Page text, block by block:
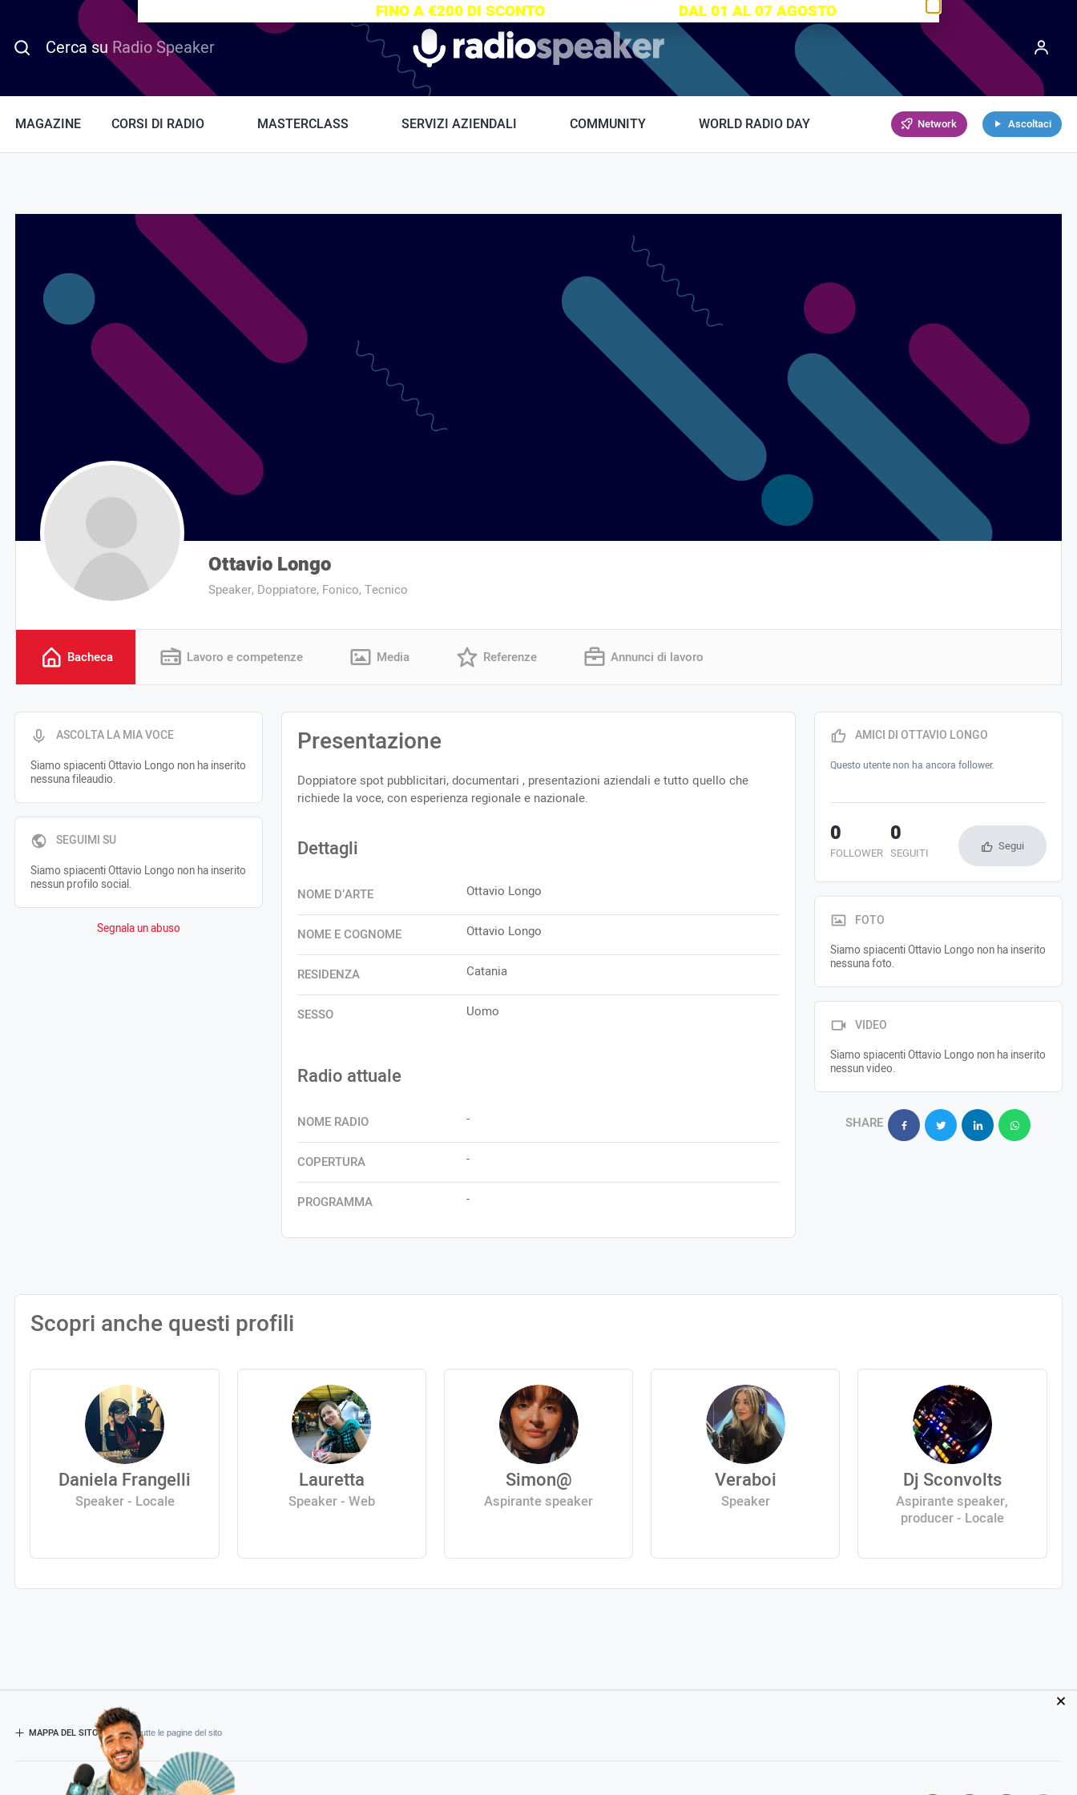
Cerca su Radio Speaker Radiospeaker.it
MAGAZINE CORSI DI RADIO MASTERCLASS SERVIZI AZIENDALI COMMUNITY WORLD RADIO DAY Network Ascoltaci
Ottavio Longo
Speaker, Doppiatore, Fonico, Tecnico
Bacheca Lavoro e competenze Media Referenze Annunci di lavoro
ASCOLTA LA MIA VOCE
Siamo spiacenti Ottavio Longo non ha inserito
nessuna fileaudio.
SEGUIMI SU
Siamo spiacenti Ottavio Longo non ha inserito
nessun profilo social.
Segnala un abuso
Presentazione
Doppiatore spot pubblicitari, documentari , presentazioni aziendali e tutto quello che
richiede la voce, con esperienza regionale e nazionale.
Dettagli
NOME D’ARTE Ottavio Longo
NOME E COGNOME Ottavio Longo
RESIDENZA Catania
SESSO Uomo
Radio attuale
NOME RADIO -
COPERTURA -
PROGRAMMA -
AMICI DI OTTAVIO LONGO
Questo utente non ha ancora follower.
FOLLOWER
0
SEGUITI
0 Segui
FOTO
Siamo spiacenti Ottavio Longo non ha inserito
nessuna foto.
VIDEO
Siamo spiacenti Ottavio Longo non ha inserito
nessun video.
SHARE
Scopri anche questi profili
Daniela Frangelli
Speaker - Locale
Lauretta
Speaker - Web
Simon@
Aspirante speaker
Veraboi
Speaker
Dj Sconvolts
Aspirante speaker,
producer - Locale
MAPPA DEL SITO- Esplora tutte le pagine del sito
FINO A €200 DI SCONTO DAL 01 AL 07 AGOSTO